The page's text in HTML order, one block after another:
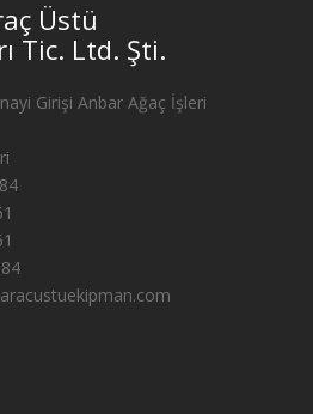
Üstü
Tic. Ltd. Şti.
Girişi Anbar Ağaç İşleri